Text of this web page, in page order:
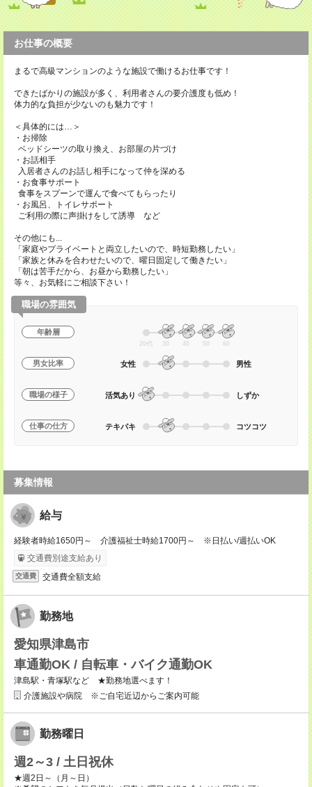
お仕事の概要
まるで高級マンションのような施設で働けるお仕事です！
できたばかりの施設が多く、利用者さんの要介護度も低め！
体力的な負担が少ないのも魅力です！
＜具体的には…＞
・お掃除
ベッドシーツの取り換え、お部屋の片づけ
・お話相手
入居者さんのお話し相手になって仲を深める
・お食事サポート
食事をスプーンで運んで食べてもらったり
・お風呂、トイレサポート
ご利用の際に声掛けをして誘導 など
その他にも...
「家庭やプライベートと両立したいので、時短勤務したい」
「家族と休みを合わせたいので、曜日固定して働きたい」
「朝は苦手だから、お昼から勤務したい」
等々、お気軽にご相談下さい！
職場の雰囲気
年齢層
20代 30 40 50 60
男女比率 女性 男性
職場の様子 活気あり しずか
仕事の仕方 テキパキ コツコツ
募集情報
給与
経験者時給1650円～ 介護福祉士時給1700円～ ※日払い/週払いOK
交通費別途支給あり
交通費 交通費全額支給
勤務地
愛知県津島市
車通勤OK / 自転車・バイク通勤OK
津島駅・青塚駅など ★勤務地選べます！
介護施設や病院 ※ご自宅近辺からご案内可能
勤務曜日
週2～3 / 土日祝休
★週2日～（月～日）